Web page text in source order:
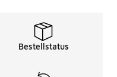
Bestellstatus